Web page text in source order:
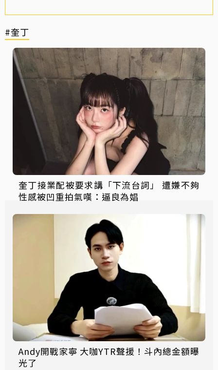
#奎丁
奎丁接業配被要求講「下流台詞」 遭嫌不夠
性感被凹重拍氣嘆：逼良為娼
Andy開戰家寧 大咖YTR聲援！斗內總金額曝
光了